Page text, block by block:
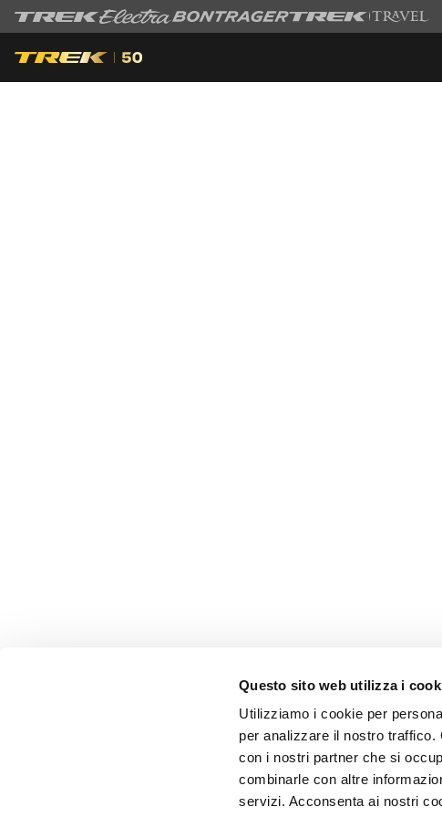
Questo sito web utilizza i
Utilizziamo i cookie per
per analizzare il nostro
con i nostri partner che si
combinarle con altre
servizi. Acconsenta ai nostri